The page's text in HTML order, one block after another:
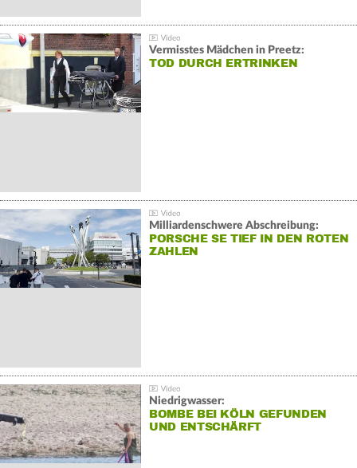
Vermisstes Mädchen in Preetz:
TOD DURCH ERTRINKEN
Milliardenschwere Abschreibung:
PORSCHE SE TIEF IN DEN ROTEN
ZAHLEN
Niedrigwasser:
BOMBE BEI KÖLN GEFUNDEN
UND ENTSCHÄRFT